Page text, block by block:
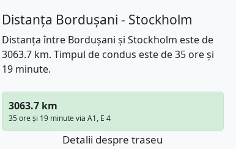
Distanța Bordușani - Stockholm
Distanța între Bordușani și Stockholm este de
3063.7 km. Timpul de condus este de 35 ore și
19 minute.
3063.7 km
35 ore și 19 minute via A1, E 4
Detalii despre traseu